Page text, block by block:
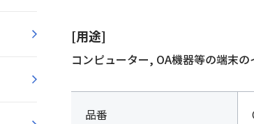
[用途]
コンピューター, OA機器等の端末
品番